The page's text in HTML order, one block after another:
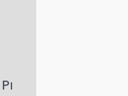
les
and